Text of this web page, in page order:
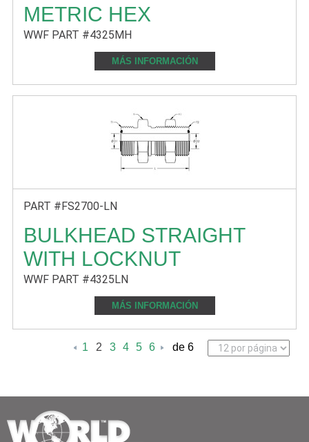
METRIC HEX
WWF PART #4325MH
MÁS INFORMACIÓN
PART #FS2700-LN
BULKHEAD STRAIGHT
WITH LOCKNUT
WWF PART #4325LN
MÁS INFORMACIÓN
1 2 3 4 5 6 de 6